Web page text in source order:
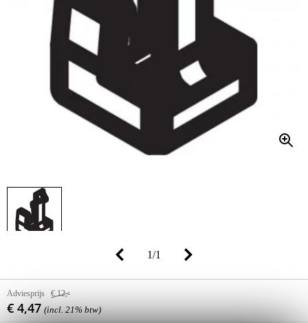
1/1
Adviesprijs € 12,-
€ 4,47 (incl. 21% btw)